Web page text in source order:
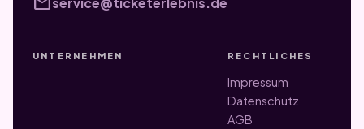
UNTERNEHMEN RECHTLICHES
Impressum
Datenschutz
AGB